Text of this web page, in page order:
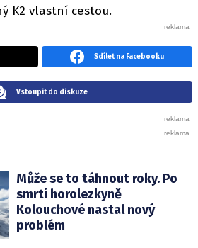
K2 vlastní cestou.
Sdílet na Facebooku
Vstoupit do diskuze
Může se to táhnout roky. Po
smrti horolezkyně
Kolouchové nastal nový
problém